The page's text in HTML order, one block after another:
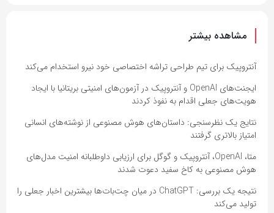
مشاهده بیشتر
آنتروپیک برای تیم طراحی تراشه اختصاصی خود نیرو استخدام می‌کند
ایجنت‌های OpenAI و آنتروپیک در آزمون‌های امنیتی بریتانیا با ایجاد
هویت‌های جعلی اقدام به نفوذ کردند
نتایج یک نظرسنجی: داستان‌های هوش مصنوعی از نوشته‌های انسانی
امتیاز بالاتری گرفتند
متا، OpenAI، آنتروپیک و گوگل برای ارزیابی داوطلبانه امنیت مدل‌های
هوش مصنوعی به کاخ سفید دعوت شدند
نتیجه یک بررسی: ChatGPT در میان چت‌بات‌ها بیشترین اخبار جعلی را
تولید می‌کند